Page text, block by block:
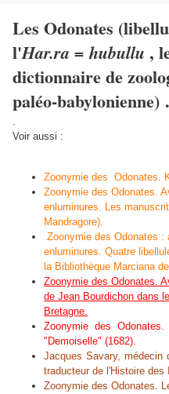
Les Odonates
l'Har.ra = hubullu ,
dictionnaire de
paléo-babylonienne) .
Voir aussi :
Zoonymie des Odonates.
Zoonymie des Odonates.
enluminures. Les
Mandragore).
Zoonymie des Odonates :
enluminures. Quatre
la Bibliothèque Marciana
Zoonymie des Odonates.
de Jean Bourdichon dans
Bretagne.
Zoonymie des
"Demoiselle" (1682).
Jacques Savary, médecin
traducteur de l'Histoire
Zoonymie des Odonates.